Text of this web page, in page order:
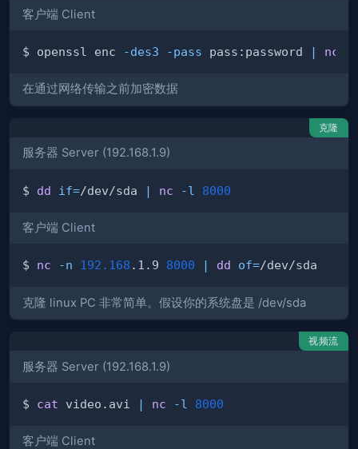
客户端 Client
$ openssl enc -des3 -pass pass:password | nc
在通过网络传输之前加密数据
克隆
服务器 Server (192.168.1.9)
$ dd if=/dev/sda | nc -l 8000
客户端 Client
$ nc -n 192.168 .1.9 8000 | dd of=
克隆 linux PC 非常简单。假设你的系统盘是 /dev/sda
视频流
服务器 Server (192.168.1.9)
$ cat video.avi | nc -l 8000
客户端 Client